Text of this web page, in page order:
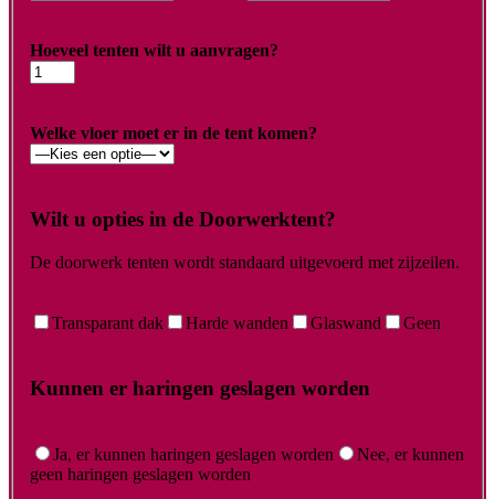
Hoeveel tenten wilt u aanvragen?
Welke vloer moet er in de tent komen?
Wilt u opties in de Doorwerktent?
De doorwerk tenten wordt standaard uitgevoerd met zijzeilen.
Transparant dak Harde wanden Glaswand Geen
Kunnen er haringen geslagen worden
Ja, er kunnen haringen geslagen worden
Nee, er kunnen
geen haringen geslagen worden